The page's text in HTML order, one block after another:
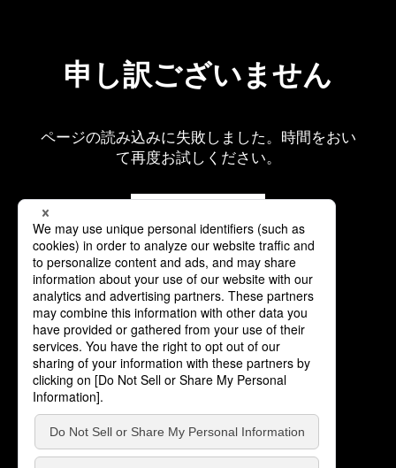
申し訳ございません
ページの読み込みに失敗しました。時間をおい
て再度お試しください。